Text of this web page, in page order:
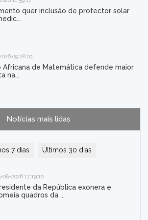
quer inclusão de protector solar
09:28:03
Africana de Matemática defende maior
na...
Notícias mais lidas
7 dias Últimos 30 dias
08-2026 17:19:10
da República exonera e
quadros da ...